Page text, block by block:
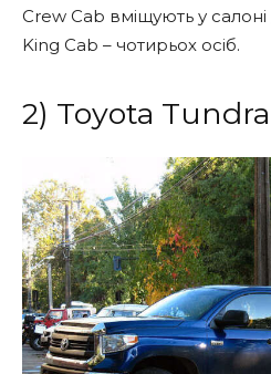
Crew Cab вміщують у салоні
King Cab – чотирьох осіб.
2) Toyota Tundra